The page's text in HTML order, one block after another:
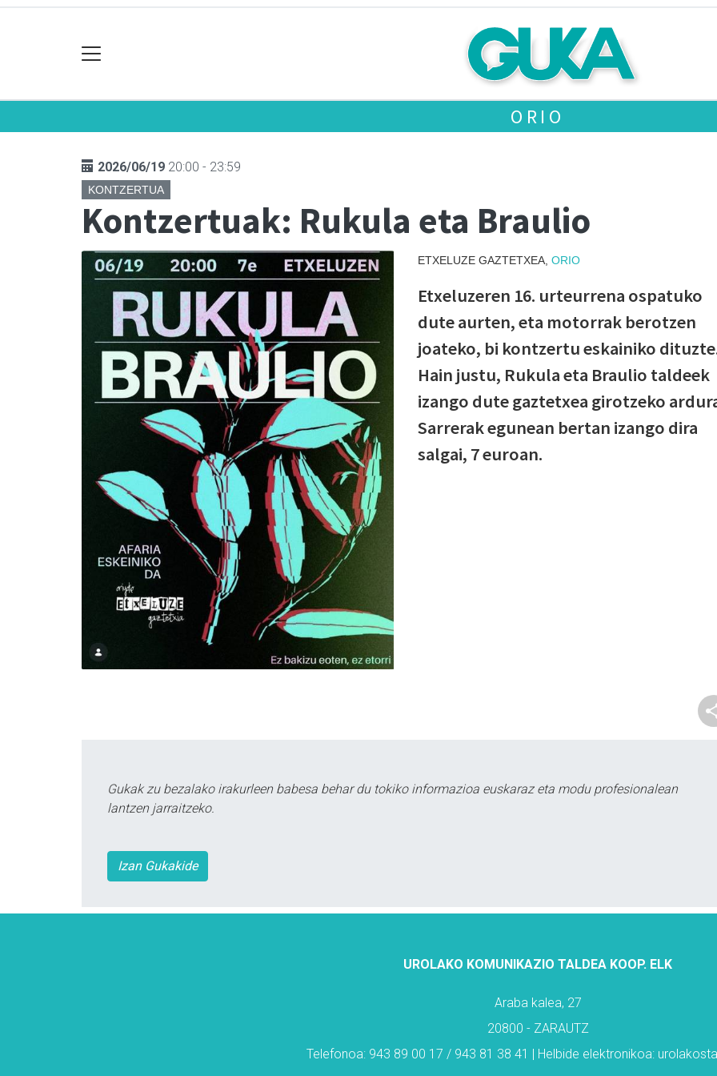
ORIO
2026/06/19 20:00 - 23:59
KONTZERTUA
Kontzertuak: Rukula eta Braulio
ETXELUZE GAZTETXEA, ORIO
Etxeluzeren 16. urteurrena ospatuko
dute aurten, eta motorrak berotzen
joateko, bi kontzertu eskainiko
Hain justu, Rukula eta Braulio taldeek
izango dute gaztetxea girotzeko
Sarrerak egunean bertan izango dira
salgai, 7 euroan.
Gukak zu bezalako irakurleen babesa behar du tokiko informazioa euskaraz eta modu profesionalean
lantzen jarraitzeko.
Izan Gukakide
UROLAKO KOMUNIKAZIO TALDEA KOOP. ELK
Araba kalea, 27
20800 - ZARAUTZ
Telefonoa: 943 89 00 17 / 943 81 38 41 | Helbide elektronikoa: